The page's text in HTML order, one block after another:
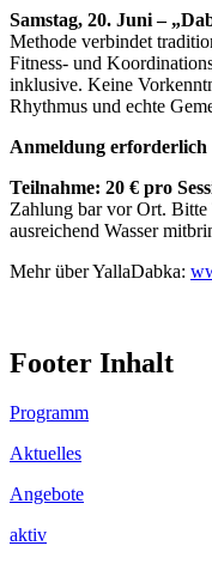
Samstag, 20. Juni –
Methode verbindet
Fitness- und
inklusive. Keine
Rhythmus und echte
Anmeldung
Teilnahme: 20 € pro
Zahlung bar vor Ort. Bitte
ausreichend Wasser
Mehr über YallaDabka:
Footer Inhalt
Programm
Aktuelles
Angebote
aktiv